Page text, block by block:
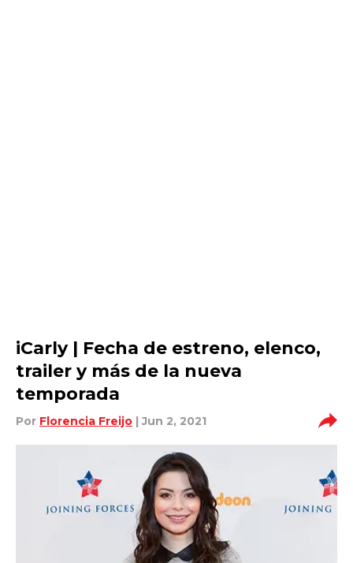
iCarly | Fecha de estreno, elenco,
trailer y más de la nueva
temporada
Por Florencia Freijo | Jun 2, 2021